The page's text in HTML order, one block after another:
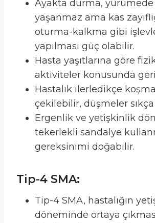
Ayakta durma, yürümede
yaşanmaz ama kas
oturma-kalkma gibi
yapılması güç olabilir.
Hasta yaşıtlarına göre
aktiviteler konusunda geri
Hastalık ilerledikçe
çekilebilir, düşmeler
Ergenlik ve yetişkinlik
tekerlekli sandalye
gereksinimi doğabilir.
Tip-4 SMA:
Tip-4 SMA, hastalığın
döneminde ortaya